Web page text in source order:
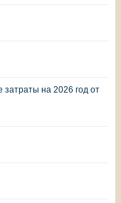
на 2026 год от